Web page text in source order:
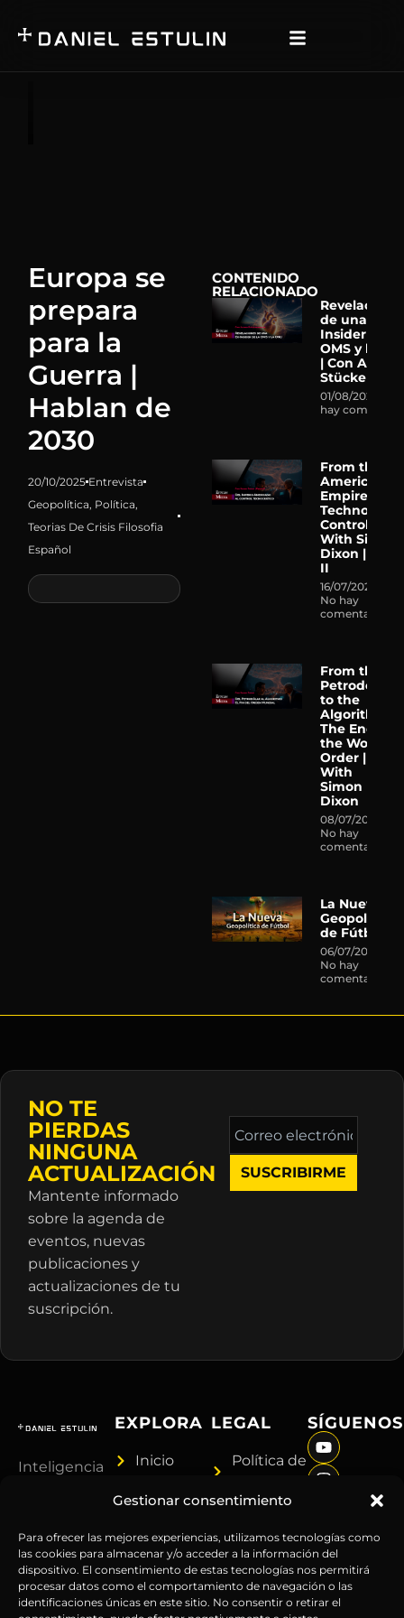
Gestionar consentimiento
Para ofrecer las mejores experiencias, utilizamos tecnologías como
las cookies para almacenar y/o acceder a la información del
dispositivo. El consentimiento de estas tecnologías nos permitirá
procesar datos como el comportamiento de navegación o las
identificaciones únicas en este sitio. No consentir o retirar el
Europa se
prepara
para la
Guerra |
Hablan de
2030
20/10/2025 Entrevista
Geopolítica, Política,
Teorias De Crisis Filosofia
Español
CONTENIDO
RELACIONADO
de una Ex-
Insider de la
OMS y la
| Con Astrid
01/08/2026
hay
From the
American
Empire to
Control |
With Simon
Dixon | Part
II
16/07/2026
No hay
comentarios
From the
Petrodollar
to the
Algorithm:
The End of
the World
Order |
With
Simon
Dixon
08/07/2026
No hay
comentarios
La Nueva
Geopolítica
de Fútbol
06/07/2026
No hay
comentarios
NO TE
PIERDAS
NINGUNA
ACTUALIZACIÓN
Mantente informado
sobre la agenda de
eventos, nuevas
publicaciones y
actualizaciones de tu
suscripción.
Correo
electrónico
*
Inteligencia
Anticipándonos
a los
acontecimientos
globales
EXPLORA
Inicio
Daniel
Suscripciones
Webinars
Contacto
LEGAL
Política de
Términos y
Aviso
Legal
Advertencia
SÍGUENOS